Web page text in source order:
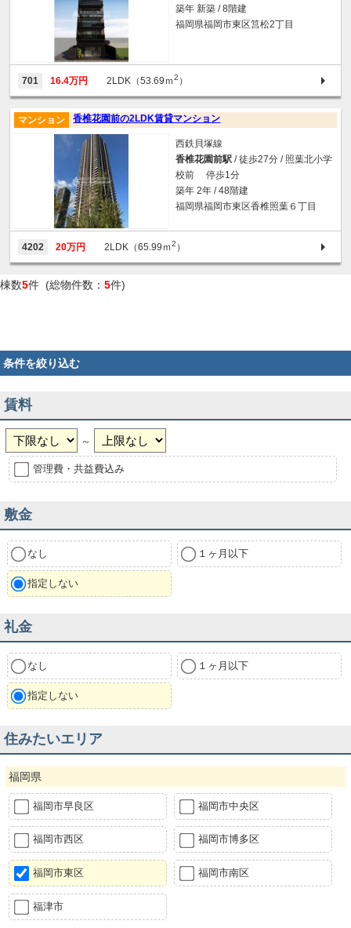
築年 新築 / 8階建
福岡県福岡市東区筥松2丁目
701 16.4万円 2LDK（53.69ｍ2 ）
香椎花園前の2LDK賃貸マンション
マンション
西鉄貝塚線
香椎花園前駅 / 徒歩27分 / 照葉北小学
校前 停歩1分
築年 2年 / 48階建
福岡県福岡市東区香椎照葉６丁目
4202 20万円 2LDK（65.99ｍ2 ）
棟数5件 (総物件数： 5件)
条件を絞り込む
賃料
～
管理費・共益費込み
敷金
なし １ヶ月以下
指定しない
礼金
なし １ヶ月以下
指定しない
住みたいエリア
福岡県
福岡市早良区 福岡市中央区
福岡市西区 福岡市博多区
福岡市東区 福岡市南区
福津市